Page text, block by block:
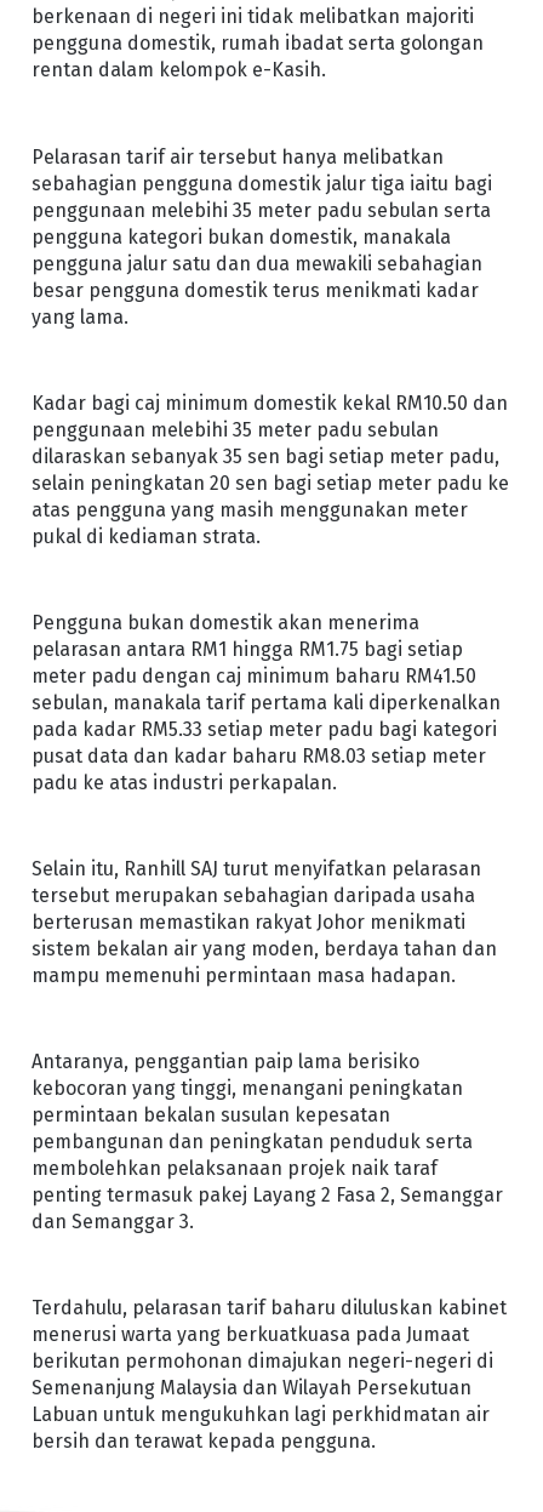
berkenaan di negeri ini tidak melibatkan majoriti
pengguna domestik, rumah ibadat serta golongan
rentan dalam kelompok e-Kasih.
Pelarasan tarif air tersebut hanya melibatkan
sebahagian pengguna domestik jalur tiga iaitu bagi
penggunaan melebihi 35 meter padu sebulan serta
pengguna kategori bukan domestik, manakala
pengguna jalur satu dan dua mewakili sebahagian
besar pengguna domestik terus menikmati kadar
yang lama.
Kadar bagi caj minimum domestik kekal RM10.50 dan
penggunaan melebihi 35 meter padu sebulan
dilaraskan sebanyak 35 sen bagi setiap meter padu,
selain peningkatan 20 sen bagi setiap meter padu ke
atas pengguna yang masih menggunakan meter
pukal di kediaman strata.
Pengguna bukan domestik akan menerima
pelarasan antara RM1 hingga RM1.75 bagi setiap
meter padu dengan caj minimum baharu RM41.50
sebulan, manakala tarif pertama kali diperkenalkan
pada kadar RM5.33 setiap meter padu bagi kategori
pusat data dan kadar baharu RM8.03 setiap meter
padu ke atas industri perkapalan.
Selain itu, Ranhill SAJ turut menyifatkan pelarasan
tersebut merupakan sebahagian daripada usaha
berterusan memastikan rakyat Johor menikmati
sistem bekalan air yang moden, berdaya tahan dan
mampu memenuhi permintaan masa hadapan.
Antaranya, penggantian paip lama berisiko
kebocoran yang tinggi, menangani peningkatan
permintaan bekalan susulan kepesatan
pembangunan dan peningkatan penduduk serta
membolehkan pelaksanaan projek naik taraf
penting termasuk pakej Layang 2 Fasa 2, Semanggar
dan Semanggar 3.
Terdahulu, pelarasan tarif baharu diluluskan kabinet
menerusi warta yang berkuatkuasa pada Jumaat
berikutan permohonan dimajukan negeri-negeri di
Semenanjung Malaysia dan Wilayah Persekutuan
Labuan untuk mengukuhkan lagi perkhidmatan air
bersih dan terawat kepada pengguna.